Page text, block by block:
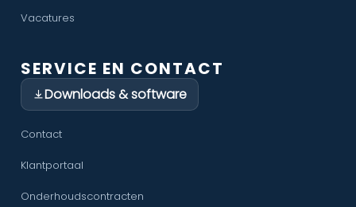
Vacatures
SERVICE EN CONTACT
Downloads & software
Contact
Klantportaal
Onderhoudscontracten